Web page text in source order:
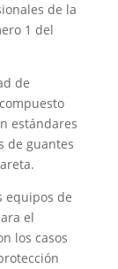
de la
1 del
de
estándares
de guantes
equipos de
el
los casos